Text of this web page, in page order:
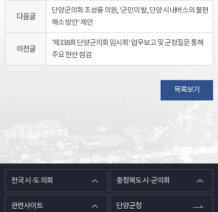
다음글
단양군의회 조성룡 의원, '군민의 발, 단양 시내버스의 불편
해소 방안' 제안
이전글
'제338회 단양군의회 임시회' 업무보고 및 군정질문 통해
주요 현안 점검
목록보기
전국 시·도 의회 충청북도 시·군의회
관련사이트 단양군청